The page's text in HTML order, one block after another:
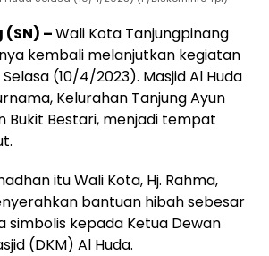
–Wali Kota Tanjungpinang
kembali melanjutkan kegiatan
(10/4/2023). Masjid Al Huda
Kelurahan Tanjung Ayun
Bukit Bestari, menjadi tempat
itu Wali Kota, Hj. Rahma,
bantuan hibah sebesar
simbolis kepada Ketua Dewan
(DKM) Al Huda.